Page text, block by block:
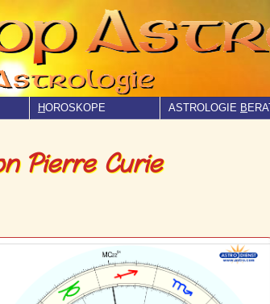
HOROSKOPE ASTROLOGIE B
Pierre Curie